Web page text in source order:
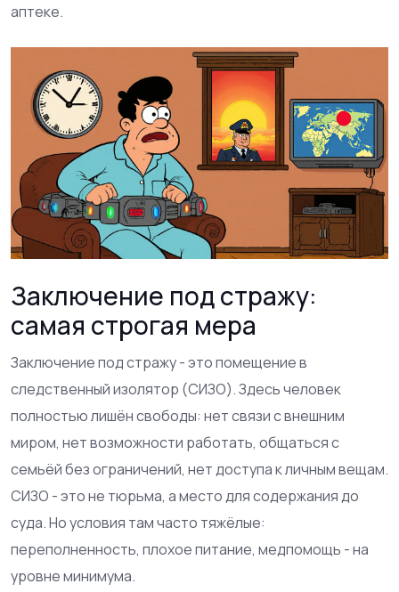
аптеке.
Заключение под стражу:
самая строгая мера
Заключение под стражу - это помещение в
следственный изолятор (СИЗО). Здесь человек
полностью лишён свободы: нет связи с внешним
миром, нет возможности работать, общаться с
семьёй без ограничений, нет доступа к личным вещам.
СИЗО - это не тюрьма, а место для содержания до
суда. Но условия там часто тяжёлые:
переполненность, плохое питание, медпомощь - на
уровне минимума.